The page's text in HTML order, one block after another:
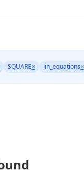
SQUARE× lin_equations×